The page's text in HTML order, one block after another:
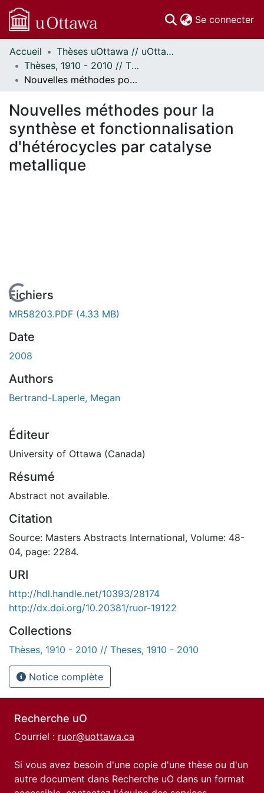
Se connecter
Communautés
et collections
Parcourir
À propos
Accueil
Thèses uOttawa // uOttawa Theses
Thèses, 1910 - 2010 // Theses, 1910 - 2010
Nouvelles méthodes pour la synthèse et fonctionnalisation d'hétérocycles par catalyse metallique
Nouvelles méthodes pour la
synthèse et fonctionnalisation
d'hétérocycles par catalyse
metallique
En cours de chargement...
Fichiers
MR58203.PDF (4.33 MB)
Date
2008
Authors
Bertrand-Laperle, Megan
Éditeur
University of Ottawa (Canada)
Résumé
Abstract not available.
Citation
Source: Masters Abstracts International, Volume: 48-
04, page: 2284.
URI
http://hdl.handle.net/10393/28174
http://dx.doi.org/10.20381/ruor-19122
Collections
Thèses, 1910 - 2010 // Theses, 1910 - 2010
Notice complète
Recherche uO
Courriel : ruor@uottawa.ca
Si vous avez besoin d'une copie d'une thèse ou d'un
autre document dans Recherche uO dans un format